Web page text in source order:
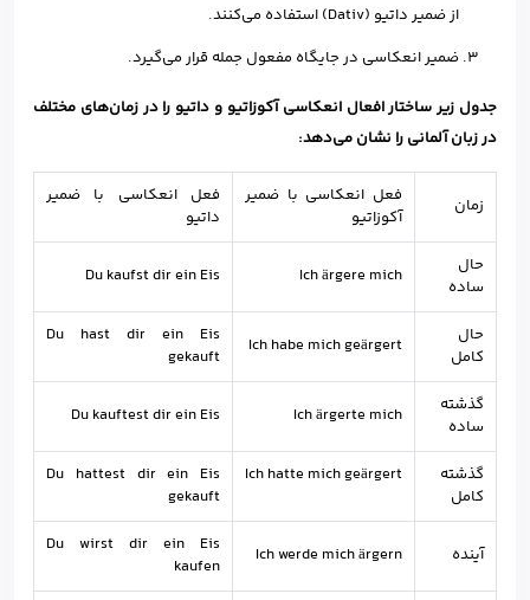
از ضمیر داتیو (Dativ) استفاده می‌کنند.
ضمیر انعکاسی در جایگاه مفعول جمله قرار می‌گیرد.
جدول زیر ساختار افعال انعکاسی آکوزاتیو و داتیو را در زمان‌های مختلف
در زبان آلمانی را نشان می‌دهد:
زمان
فعل انعکاسی با ضمیر
آکوزاتیو
فعل انعکاسی با ضمیر
داتیو
حال
ساده
Ich ärgere mich
Du kaufst dir ein Eis
حال
کامل
Ich habe mich geärgert
Du hast dir ein Eis
gekauft
گذشته
ساده
Ich ärgerte mich
Du kauftest dir ein Eis
گذشته
کامل
Ich hatte mich geärgert
Du hattest dir ein Eis
gekauft
آینده Ich werde mich ärgern
Du wirst dir ein Eis
kaufen